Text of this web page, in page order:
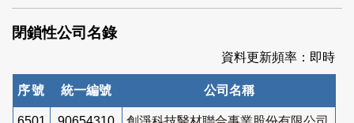
索
閉鎖性公司名錄
資料更新頻率：即時
序號 統一編號 公司名稱